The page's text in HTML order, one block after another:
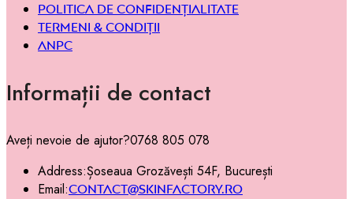
Politica de confidențialitate
Termeni & condiții
ANPC
Informații de contact
Aveți nevoie de ajutor?0768 805 078
Address:Șoseaua Grozăvești 54F, București
Email:contact@skinfactory.ro